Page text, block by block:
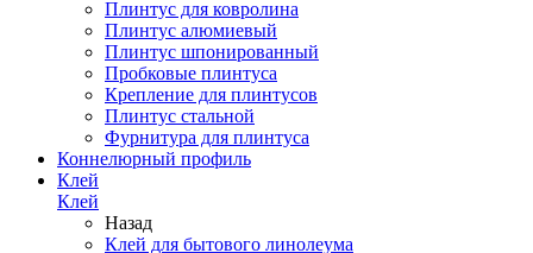
Плинтус для ковролина
Плинтус алюмиевый
Плинтус шпонированный
Пробковые плинтуса
Крепление для плинтусов
Плинтус стальной
Фурнитура для плинтуса
Коннелюрный профиль
Клей
Клей
Назад
Клей для бытового линолеума